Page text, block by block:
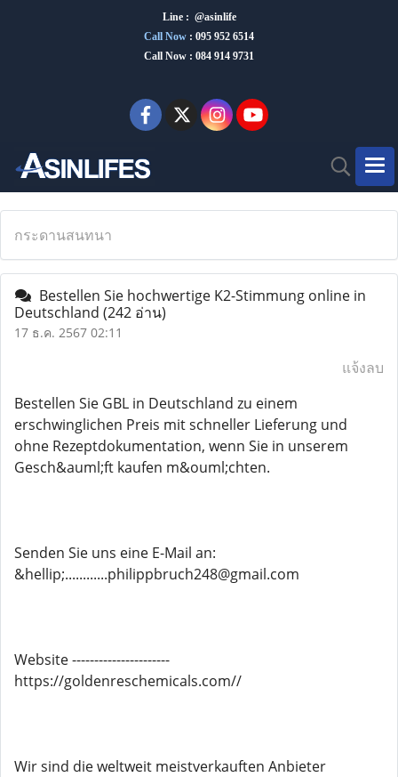
Line : @asinlife
Call Now : 095 952 6514
Call Now : 084 914 9731
กระดานสนทนา
Bestellen Sie hochwertige K2-Stimmung online in
Deutschland (242 อ่าน)
17 ธ.ค. 2567 02:11
แจ้งลบ
Bestellen Sie GBL in Deutschland zu einem
erschwinglichen Preis mit schneller Lieferung und
ohne Rezeptdokumentation, wenn Sie in unserem
Gesch&auml;ft kaufen m&ouml;chten.
Senden Sie uns eine E-Mail an:
&hellip;............philippbruch248@gmail.com
Website ----------------------
https://goldenreschemicals.com//
Wir sind die weltweit meistverkauften Anbieter